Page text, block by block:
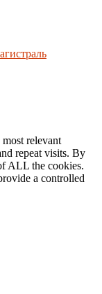
relevant
repeat visits. By
ALL the cookies.
a controlled